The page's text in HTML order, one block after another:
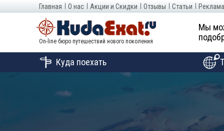
Главная О нас Акции и Скидки Отзывы Статьи
On-line бюро путешествий нового поколения
Мы
Куда поехать